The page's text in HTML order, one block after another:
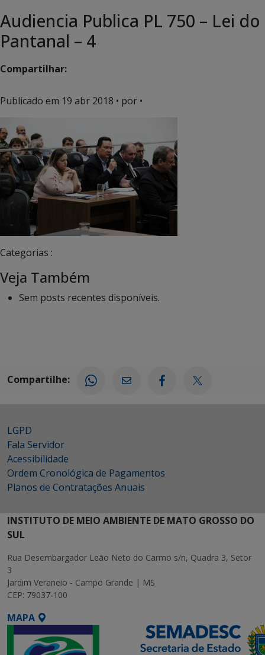
Audiencia Publica PL 750 – Lei do
Pantanal – 4
Compartilhar:
Publicado em 19 abr 2018 • por •
Categorias :
Veja Também
Sem posts recentes disponíveis.
Compartilhe:
LGPD
Fala Servidor
Acessibilidade
Ordem Cronológica de Pagamentos
Planos de Contratações Anuais
INSTITUTO DE MEIO AMBIENTE DE MATO GROSSO DO
SUL
Rua Desembargador Leão Neto do Carmo s/n, Quadra 3, Setor
3
Jardim Veraneio - Campo Grande | MS
CEP: 79037-100
MAPA